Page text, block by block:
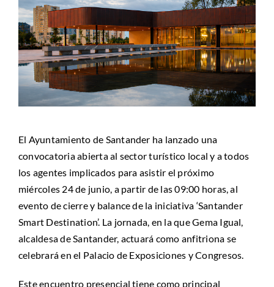
El Ayuntamiento de Santander ha lanzado una
convocatoria abierta al sector turístico local y a todos
los agentes implicados para asistir el próximo
miércoles 24 de junio, a partir de las 09:00 horas, al
evento de cierre y balance de la iniciativa ‘Santander
Smart Destination’. La jornada, en la que Gema Igual,
alcaldesa de Santander, actuará como anfitriona se
celebrará en el Palacio de Exposiciones y Congresos.
Este encuentro presencial tiene como principal